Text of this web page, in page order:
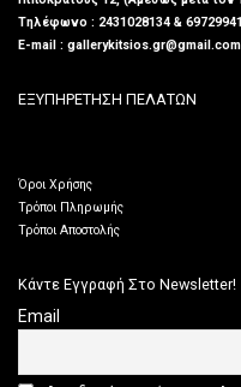
Τηλέφωνο : 2431028134 &
E-mail : gallerykitsios.gr@gmail.com
ΕΞΥΠΗΡΕΤΗΣΗ ΠΕΛΑΤΩΝ
Όροι Χρήσης
Τρόποι Πληρωμής
Τρόποι Αποστολής
Κάντε Εγγραφή Στο Newsletter!
Email